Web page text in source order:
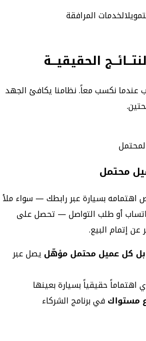
الخدمات المرافقة
الحقيقيــة
عندما نكسب معاً. نظامنا يكافئ الجهد
محتمل
بسيارة عبر رابطك — سواء ملأ
أو طلب التواصل — تحصل على
إتمام البيع.
كل عميل محتمل مؤهّل يصل عبر
حقيقياً بسيارة بعينها
مستواكفي برنامج الشركاء